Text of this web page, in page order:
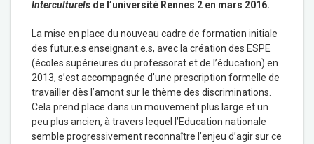
Interculturels de l’université Rennes 2 en mars 2016.
La mise en place du nouveau cadre de formation initiale
des futur.e.s enseignant.e.s, avec la création des ESPE
(écoles supérieures du professorat et de l’éducation) en
2013, s’est accompagnée d’une prescription formelle de
travailler dès l’amont sur le thème des discriminations.
Cela prend place dans un mouvement plus large et un
peu plus ancien, à travers lequel l’Education nationale
semble progressivement reconnaître l’enjeu d’agir sur ce